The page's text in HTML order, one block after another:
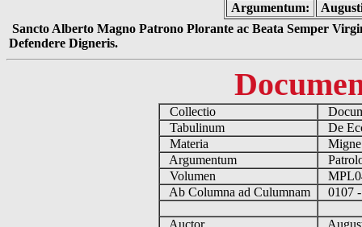
Argumentum:
Sancto Alberto Magno Patrono Plorante ac Beata Semper
Defendere Digneris.
Collectio
Tabulinum
De
Materia
Argumentum
Volumen
Ab Columna ad Culumnam
0107
Auctor